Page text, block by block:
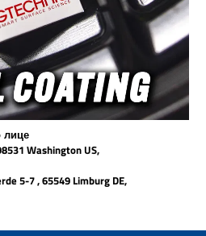
лице
Washington US,
5-7 , 65549 Limburg DE,